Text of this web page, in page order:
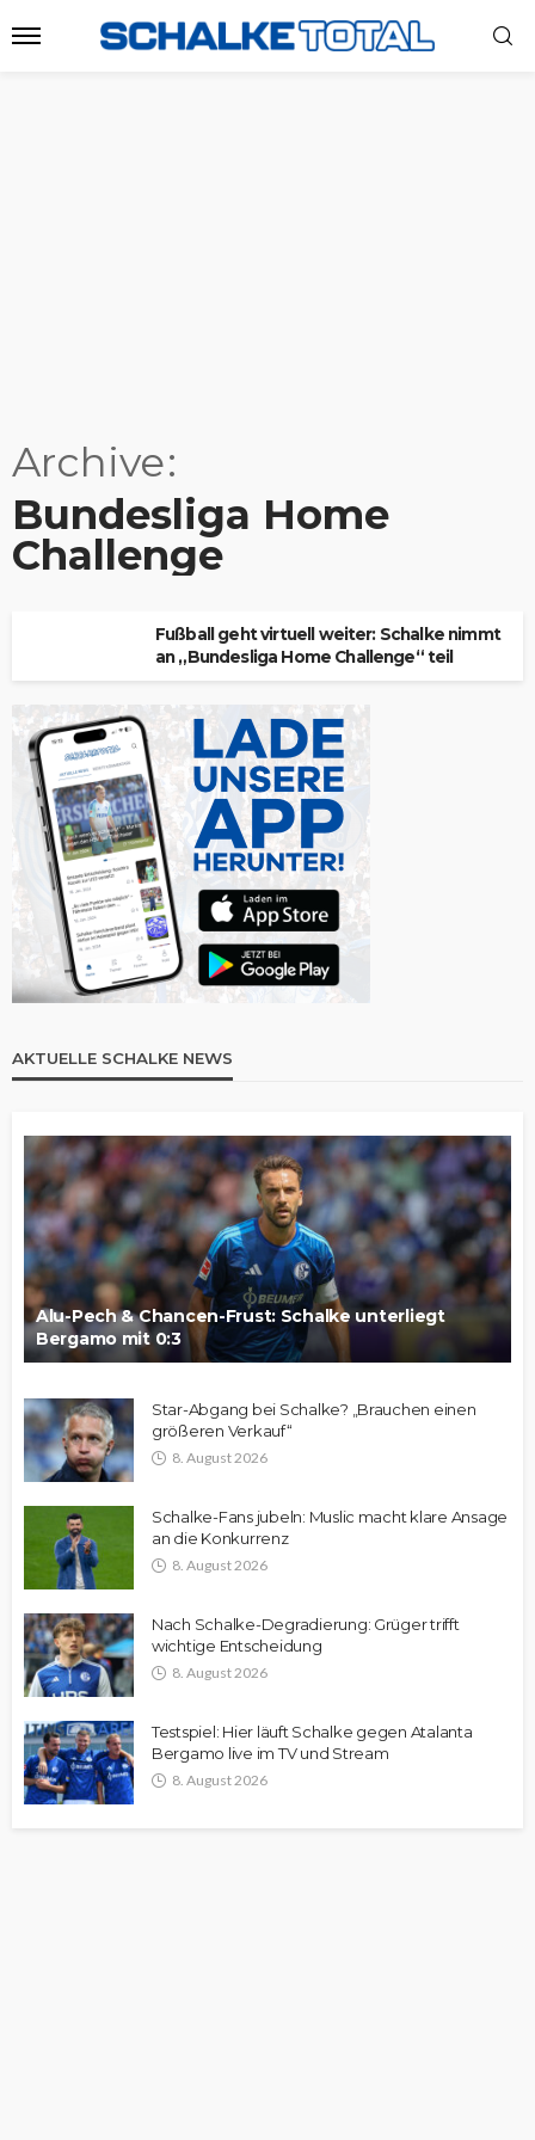
Archive
Bundesliga Home
Challenge
Fußball geht virtuell weiter: Schalke nimmt
an „Bundesliga Home Challenge“ teil
AKTUELLE SCHALKE NEWS
Alu-Pech & Chancen-Frust: Schalke unterliegt
Bergamo mit 0:3
Star-Abgang bei Schalke? „Brauchen einen
größeren Verkauf“
8. August 2026
Schalke-Fans jubeln: Muslic macht klare Ansage
an die Konkurrenz
8. August 2026
Nach Schalke-Degradierung: Grüger trifft
wichtige Entscheidung
8. August 2026
Testspiel: Hier läuft Schalke gegen Atalanta
Bergamo live im TV und Stream
8. August 2026